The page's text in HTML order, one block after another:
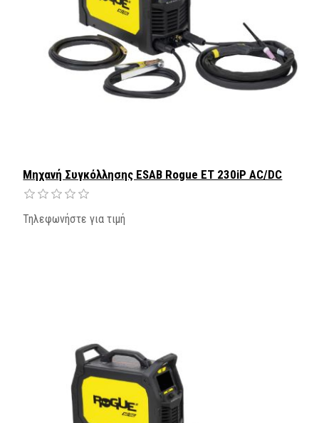
Μηχανή Συγκόλλησης ESAB Rogue ET 230iP AC/DC
Τηλεφωνήστε για τιμή